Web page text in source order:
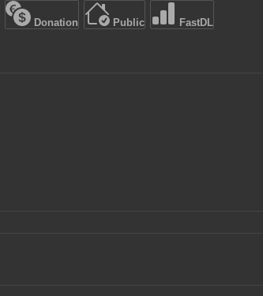
Donation Public FastDL